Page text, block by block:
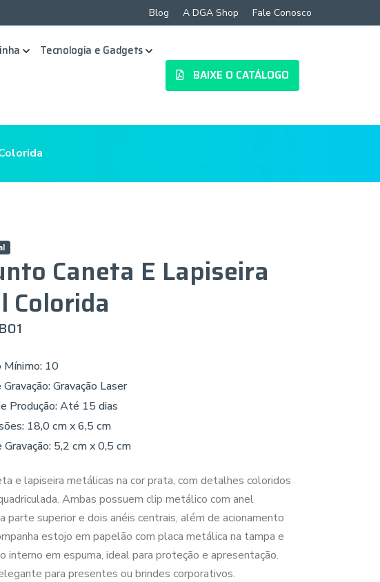
Blog A DGA Shop Fale Conosco
Tecnologia e Gadgets
BAIXE O CATÁLOGO
Caneta E Lapiseira
Colorida
Mínimo: 10
Gravação Laser
Produção: Até 15 dias
18,0 cm x 6,5 cm
Gravação: 5,2 cm x 0,5 cm
e lapiseira metálicas na cor prata, com detalhes coloridos
Ambas possuem clip metálico com anel
parte superior e dois anéis centrais, além de acionamento
estojo em papelão com placa metálica na tampa e
interno em espuma, ideal para proteção e apresentação.
para presentes ou brindes corporativos.